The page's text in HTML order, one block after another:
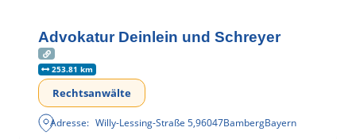
Advokatur Deinlein und Schreyer
253.81 km
Rechtsanwälte
Adresse: Willy-Lessing-Straße 5,96047BambergBayern